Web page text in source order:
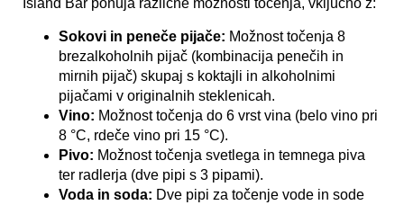
Island Bar ponuja različne možnosti točenja, vključno z:
Sokovi in ​​peneče pijače: Možnost točenja 8
brezalkoholnih pijač (kombinacija penečih in
mirnih pijač) skupaj s koktajli in alkoholnimi
pijačami v originalnih steklenicah.
Vino: Možnost točenja do 6 vrst vina (belo vino pri
8 °C, rdeče vino pri 15 °C).
Pivo: Možnost točenja svetlega in temnega piva
ter radlerja (dve pipi s 3 pipami).
Voda in soda: Dve pipi za točenje vode in sode